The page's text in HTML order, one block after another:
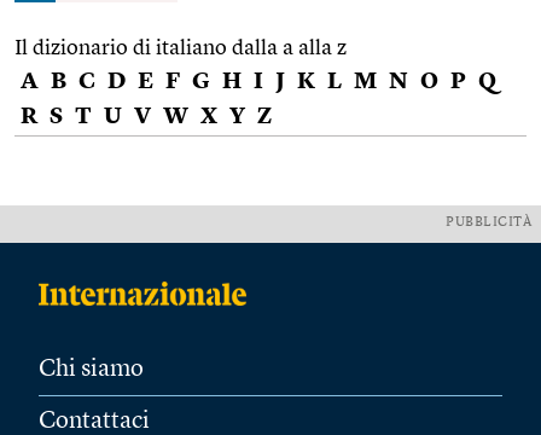
Il dizionario di italiano dalla a alla z
A B C D E F G H I J K L M N O P Q
R S T U V W X Y Z
PUBBLICITÀ
Chi siamo
Contattaci